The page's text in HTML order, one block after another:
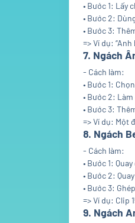
• Bước 1: Lấy
• Bước 2:
• Bước 3:
=> Ví dụ:
7. Ngách
- Cách làm:
• Bước 1:
• Bước 2:
• Bước 3:
=> Ví dụ: Một
8. Ngách
- Cách làm:
• Bước 1:
• Bước 2:
• Bước 3:
=> Ví dụ: Clip
9. Ngách